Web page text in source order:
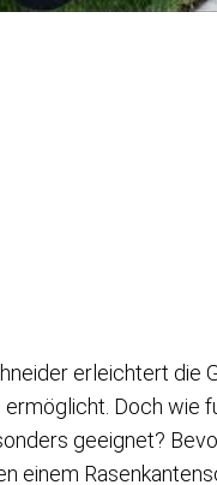
erleichtert
ermöglicht. Doch wie
geeignet?
einem